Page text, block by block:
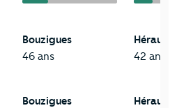
Bouzigues
46 ans
Hérault
42 ans
Bouzigues
Hérault